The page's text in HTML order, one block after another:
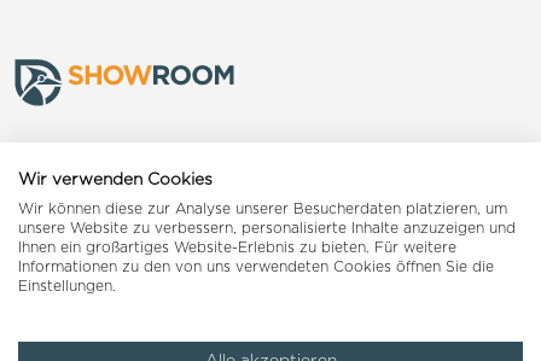
Landquart
Reiden
Wir verwenden Cookies
Wir können diese zur Analyse unserer Besucherdaten platzieren, um
unsere Website zu verbessern, personalisierte Inhalte anzuzeigen und
Ihnen ein großartiges Website-Erlebnis zu bieten. Für weitere
Informationen zu den von uns verwendeten Cookies öffnen Sie die
Einstellungen.